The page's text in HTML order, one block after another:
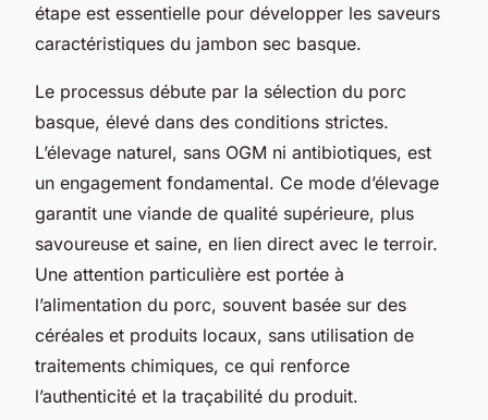
étape est essentielle pour développer les saveurs
caractéristiques du jambon sec basque.
Le processus débute par la sélection du porc
basque, élevé dans des conditions strictes.
L’élevage naturel, sans OGM ni antibiotiques, est
un engagement fondamental. Ce mode d’élevage
garantit une viande de qualité supérieure, plus
savoureuse et saine, en lien direct avec le terroir.
Une attention particulière est portée à
l’alimentation du porc, souvent basée sur des
céréales et produits locaux, sans utilisation de
traitements chimiques, ce qui renforce
l’authenticité et la traçabilité du produit.